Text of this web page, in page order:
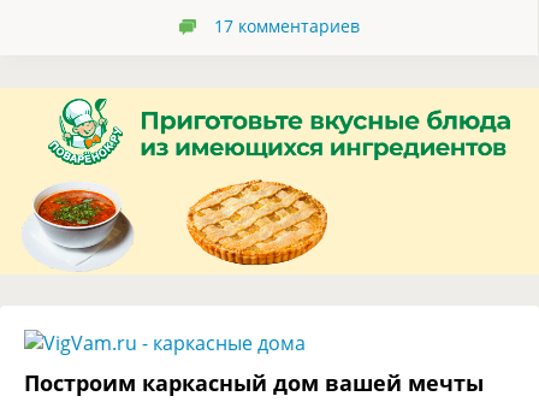
17 комментариев
Построим каркасный дом вашей мечты